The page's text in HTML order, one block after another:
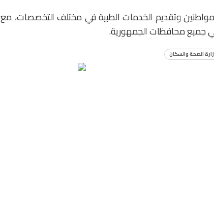
وعي المواطنين وتقديم الخدمات الطبية في مختلف التخصصات، مع
في جميع محافظات الجمهورية.
الصحة والسكان